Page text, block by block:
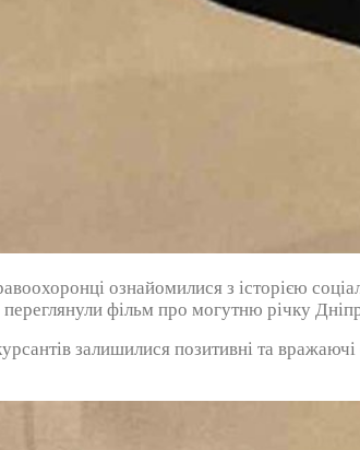
ознайомилися з історією
фільм про могутню річку
залишилися позитивні та